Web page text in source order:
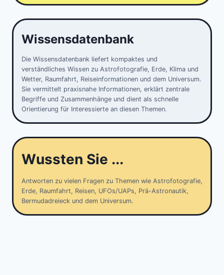
Wissensdatenbank
Die Wissensdatenbank liefert kompaktes und
verständliches Wissen zu Astrofotografie, Erde, Klima und
Wetter, Raumfahrt, Reiseinformationen und dem Universum.
Sie vermittelt praxisnahe Informationen, erklärt zentrale
Begriffe und Zusammenhänge und dient als schnelle
Orientierung für Interessierte an diesen Themen.
Wussten Sie ...
Antworten zu vielen Fragen zu Themen wie Astrofotografie,
Erde, Raumfahrt, Reisen, UFOs/UAPs, Prä-Astronautik,
Bermudadreieck und dem Universum.